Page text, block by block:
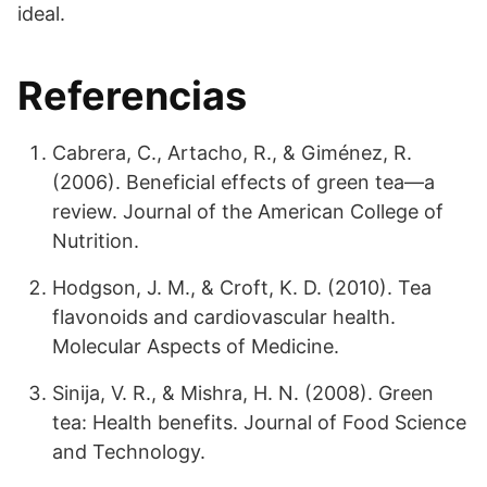
ideal.
Referencias
Cabrera, C., Artacho, R., & Giménez, R.
(2006). Beneficial effects of green tea—a
review. Journal of the American College of
Nutrition.
Hodgson, J. M., & Croft, K. D. (2010). Tea
flavonoids and cardiovascular health.
Molecular Aspects of Medicine.
Sinija, V. R., & Mishra, H. N. (2008). Green
tea: Health benefits. Journal of Food Science
and Technology.